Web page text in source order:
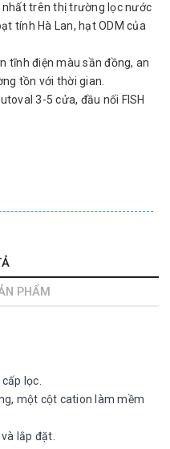
nhất trên thị trường lọc nước
tính Hà Lan, hạt ODM của
tĩnh điện màu sần đồng, an
tồn với thời gian.
3-5 cửa, đầu nối FISH
PHẨM
lọc.
một cột cation làm mềm
lắp đặt.